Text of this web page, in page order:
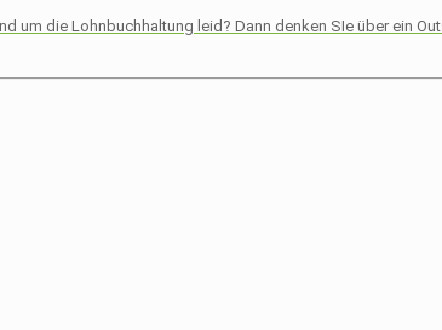
die Lohnbuchhaltung leid? Dann denken SIe über ein